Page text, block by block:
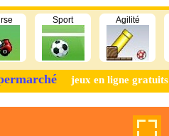
Sport Agilité
jeux en ligne gratuits